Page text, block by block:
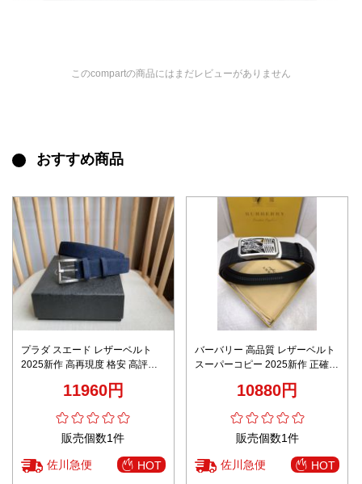
このcompartの商品にはまだレビューがありません
おすすめ商品
プラダ スエード レザーベルト
2025新作 高再現度 格安 高評価
縫製 安心サイト11960円
販売個数1件
佐川急便 HOT
バーバリー 高品質 レザーベルト
スーパーコピー 2025新作 正確な
10880円
販売個数1件
佐川急便 HOT